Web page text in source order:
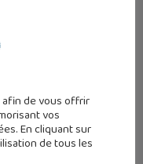
et astuces
débutants
de vous offrir
vos
En cliquant sur
de tous les